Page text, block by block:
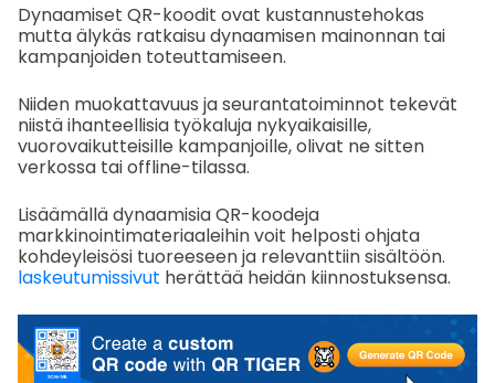
Dynaamiset QR-koodit ovat kustannustehokas
mutta älykäs ratkaisu dynaamisen mainonnan tai
kampanjoiden toteuttamiseen.
Niiden muokattavuus ja seurantatoiminnot tekevät
niistä ihanteellisia työkaluja nykyaikaisille,
vuorovaikutteisille kampanjoille, olivat ne sitten
verkossa tai offline-tilassa.
Lisäämällä dynaamisia QR-koodeja
markkinointimateriaaleihin voit helposti ohjata
kohdeyleisösi tuoreeseen ja relevanttiin sisältöön.
laskeutumissivut herättää heidän kiinnostuksensa.